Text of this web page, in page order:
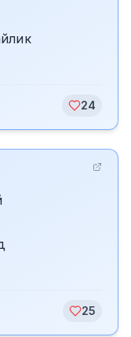
24
25